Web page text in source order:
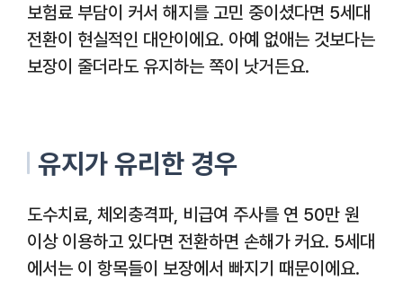
보험료 부담이 커서 해지를 고민 중이셨다면 5세대
전환이 현실적인 대안이에요. 아예 없애는 것보다는
보장이 줄더라도 유지하는 쪽이 낫거든요.
유지가 유리한 경우
도수치료, 체외충격파, 비급여 주사를 연 50만 원
이상 이용하고 있다면 전환하면 손해가 커요. 5세대
에서는 이 항목들이 보장에서 빠지기 때문이에요.